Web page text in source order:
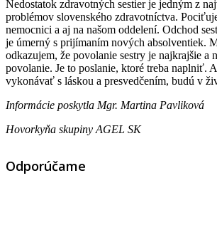
Nedostatok zdravotných sestier je jedným z
problémov slovenského zdravotníctva.
nemocnici a aj na našom oddelení. Odchod
je úmerný s prijímaním nových absolventiek.
odkazujem, že povolanie sestry je najkrajšie a
povolanie. Je to poslanie, ktoré treba naplniť.
vykonávať s láskou a presvedčením, budú v
Informácie poskytla Mgr. Martina Pavliková
Hovorkyňa skupiny AGEL SK
Odporúčame